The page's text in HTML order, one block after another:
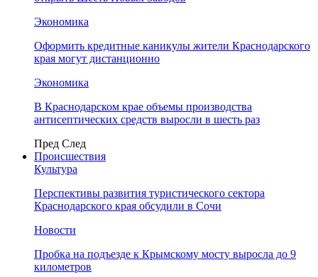
Экономика
Оформить кредитные каникулы жители Краснодарского
края могут дистанционно
Экономика
В Краснодарском крае объемы производства
антисептических средств выросли в шесть раз
Пред След
Происшествия
Культура
Перспективы развития туристического сектора
Краснодарского края обсудили в Сочи
Новости
Пробка на подъезде к Крымскому мосту выросла до 9
километров